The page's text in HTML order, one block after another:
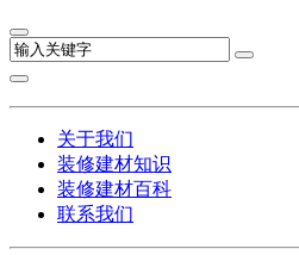
关于我们
装修建材知识
装修建材百科
联系我们